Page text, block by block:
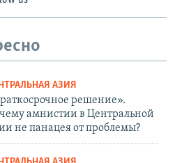
АЗИЯ
решение».
амнистии в Центральной
не панацея от проблемы?